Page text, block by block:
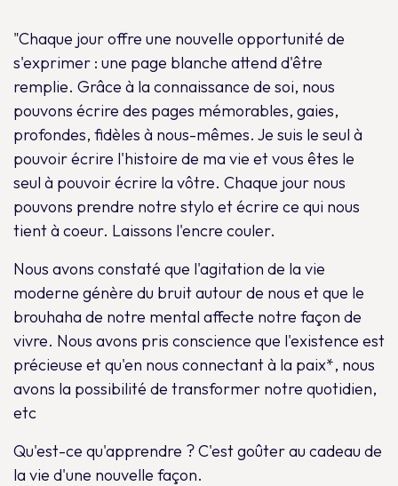
"Chaque jour offre une nouvelle opportunité de
s'exprimer : une page blanche attend d'être
remplie. Grâce à la connaissance de soi, nous
pouvons écrire des pages mémorables, gaies,
profondes, fidèles à nous-mêmes. Je suis le seul à
pouvoir écrire l'histoire de ma vie et vous êtes le
seul à pouvoir écrire la vôtre. Chaque jour nous
pouvons prendre notre stylo et écrire ce qui nous
tient à coeur. Laissons l'encre couler.
Nous avons constaté que l'agitation de la vie
moderne génère du bruit autour de nous et que le
brouhaha de notre mental affecte notre façon de
vivre. Nous avons pris conscience que l'existence est
précieuse et qu'en nous connectant à la paix*, nous
avons la possibilité de transformer notre quotidien,
etc
Qu'est-ce qu'apprendre ? C'est goûter au cadeau de
la vie d'une nouvelle façon.